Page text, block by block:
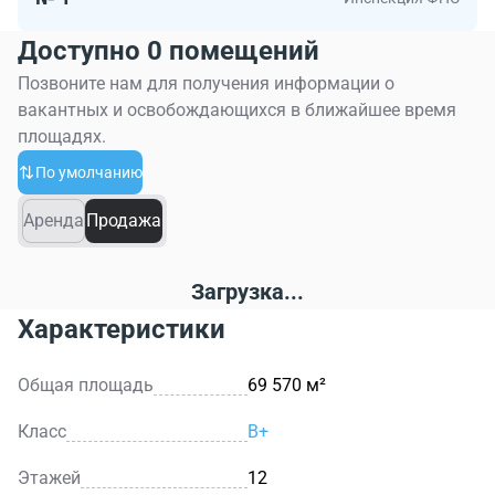
Доступно 0 помещений
Позвоните нам для получения информации о
вакантных и освобождающихся в ближайшее время
площадях.
По умолчанию
Аренда Продажа
Загрузка...
Характеристики
Общая площадь 69 570 м²
Класс B+
Этажей 12